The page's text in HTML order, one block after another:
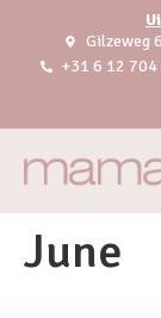
Gilzeweg
+31 6 12
June